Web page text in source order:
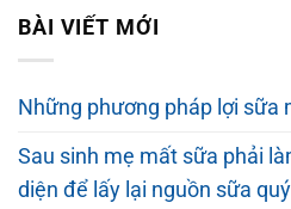
BÀI VIẾT MỚI
Những phương pháp lợi sữa
Sau sinh mẹ mất sữa phải
diện để lấy lại nguồn sữa